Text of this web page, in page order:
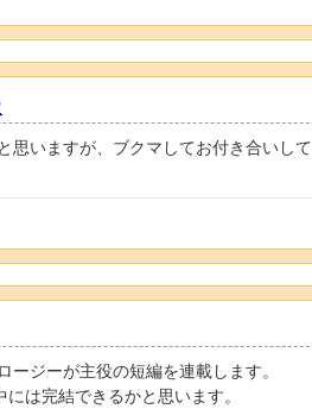
思いますが、ブクマしてお付き合いし
ジーが主役の短編を連載します。
は完結できるかと思います。